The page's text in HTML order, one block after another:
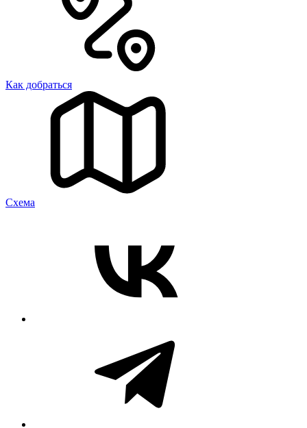
Как добраться
Cхема